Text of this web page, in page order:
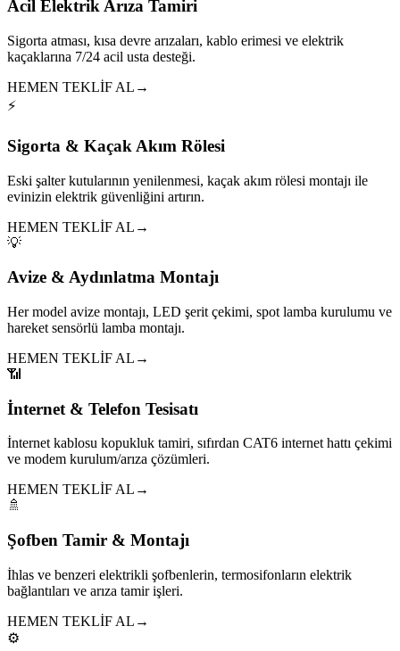
Acil Elektrik Arıza Tamiri
Sigorta atması, kısa devre arızaları, kablo erimesi ve elektrik
kaçaklarına 7/24 acil usta desteği.
HEMEN TEKLİF AL →
⚡
Sigorta & Kaçak Akım Rölesi
Eski şalter kutularının yenilenmesi, kaçak akım rölesi montajı ile
evinizin elektrik güvenliğini artırın.
HEMEN TEKLİF AL →
💡
Avize & Aydınlatma Montajı
Her model avize montajı, LED şerit çekimi, spot lamba kurulumu ve
hareket sensörlü lamba montajı.
HEMEN TEKLİF AL →
📶
İnternet & Telefon Tesisatı
İnternet kablosu kopukluk tamiri, sıfırdan CAT6 internet hattı çekimi
ve modem kurulum/arıza çözümleri.
HEMEN TEKLİF AL →
🚿
Şofben Tamir & Montajı
İhlas ve benzeri elektrikli şofbenlerin, termosifonların elektrik
bağlantıları ve arıza tamir işleri.
HEMEN TEKLİF AL →
⚙️